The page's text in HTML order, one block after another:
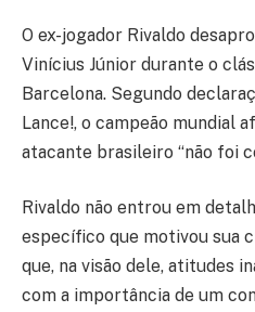
O ex-jogador Rivaldo
Vinícius Júnior durante o
Barcelona. Segundo
Lance!, o campeão mundial
atacante brasileiro “não foi
Rivaldo não entrou em
específico que motivou sua
que, na visão dele, atitudes
com a importância de um